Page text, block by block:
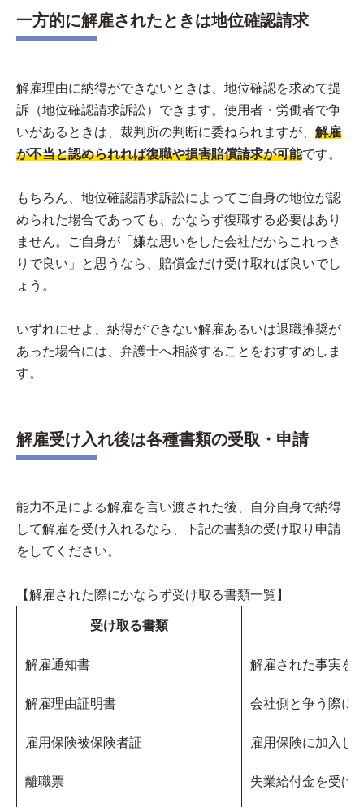
一方的に解雇されたときは地位確認請求
解雇理由に納得ができないときは、地位確認を求めて提
訴（地位確認請求訴訟）できます。使用者・労働者で争
いがあるときは、裁判所の判断に委ねられますが、 解雇
が不当と認められれば復職や損害賠償請求が可能です。
もちろん、地位確認請求訴訟によってご自身の地位が認
められた場合であっても、かならず復職する必要はあり
ません。ご自身が「嫌な思いをした会社だからこれっき
りで良い」と思うなら、賠償金だけ受け取れば良いでし
ょう。
いずれにせよ、納得ができない解雇あるいは退職推奨が
あった場合には、弁護士へ相談することをおすすめしま
す。
解雇受け入れ後は各種書類の受取・申請
能力不足による解雇を言い渡された後、自分自身で納得
して解雇を受け入れるなら、下記の書類の受け取り申請
をしてください。
【解雇された際にかならず受け取る書類一覧】
受け取る書類
解雇通知書 解雇された事実を
解雇理由証明書 会社側と争う際に
雇用保険被保険者証 雇用保険に加入し
離職票 失業給付金を受け